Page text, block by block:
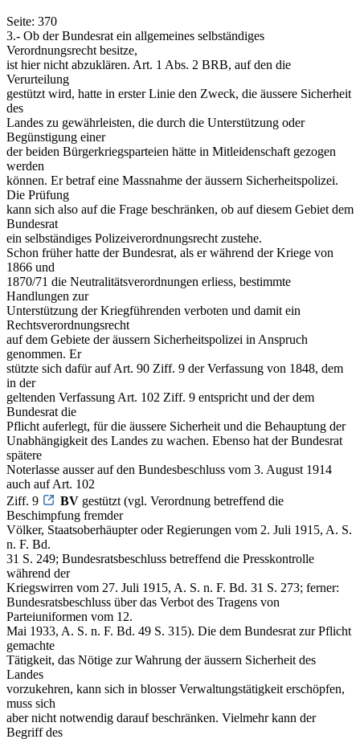
Seite: 370
3.- Ob der Bundesrat ein allgemeines selbständiges
Verordnungsrecht besitze,
ist hier nicht abzuklären. Art. 1 Abs. 2 BRB, auf den die
Verurteilung
gestützt wird, hatte in erster Linie den Zweck, die äussere Sicherheit
des
Landes zu gewährleisten, die durch die Unterstützung oder
Begünstigung einer
der beiden Bürgerkriegsparteien hätte in Mitleidenschaft gezogen
werden
können. Er betraf eine Massnahme der äussern Sicherheitspolizei.
Die Prüfung
kann sich also auf die Frage beschränken, ob auf diesem Gebiet dem
Bundesrat
ein selbständiges Polizeiverordnungsrecht zustehe.
Schon früher hatte der Bundesrat, als er während der Kriege von
1866 und
1870/71 die Neutralitätsverordnungen erliess, bestimmte
Handlungen zur
Unterstützung der Kriegführenden verboten und damit ein
Rechtsverordnungsrecht
auf dem Gebiete der äussern Sicherheitspolizei in Anspruch
genommen. Er
stützte sich dafür auf Art. 90 Ziff. 9 der Verfassung von 1848, dem
in der
geltenden Verfassung Art. 102 Ziff. 9 entspricht und der dem
Bundesrat die
Pflicht auferlegt, für die äussere Sicherheit und die Behauptung der
Unabhängigkeit des Landes zu wachen. Ebenso hat der Bundesrat
spätere
Noterlasse ausser auf den Bundesbeschluss vom 3. August 1914
auch auf Art. 102
Ziff. 9
BV gestützt (vgl. Verordnung betreffend die
Beschimpfung fremder
Völker, Staatsoberhäupter oder Regierungen vom 2. Juli 1915, A. S.
n. F. Bd.
31 S. 249; Bundesratsbeschluss betreffend die Presskontrolle
während der
Kriegswirren vom 27. Juli 1915, A. S. n. F. Bd. 31 S. 273; ferner:
Bundesratsbeschluss über das Verbot des Tragens von
Parteiuniformen vom 12.
Mai 1933, A. S. n. F. Bd. 49 S. 315). Die dem Bundesrat zur Pflicht
gemachte
Tätigkeit, das Nötige zur Wahrung der äussern Sicherheit des
Landes
vorzukehren, kann sich in blosser Verwaltungstätigkeit erschöpfen,
muss sich
aber nicht notwendig darauf beschränken. Vielmehr kann der
Begriff des